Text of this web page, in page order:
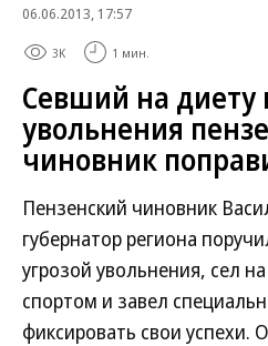
06.06.2013, 17:57
3K 1 мин.
Севший на диету
увольнения
чиновник
Пензенский чиновник
губернатор региона
угрозой увольнения, сел
спортом и завел
фиксировать свои успехи.